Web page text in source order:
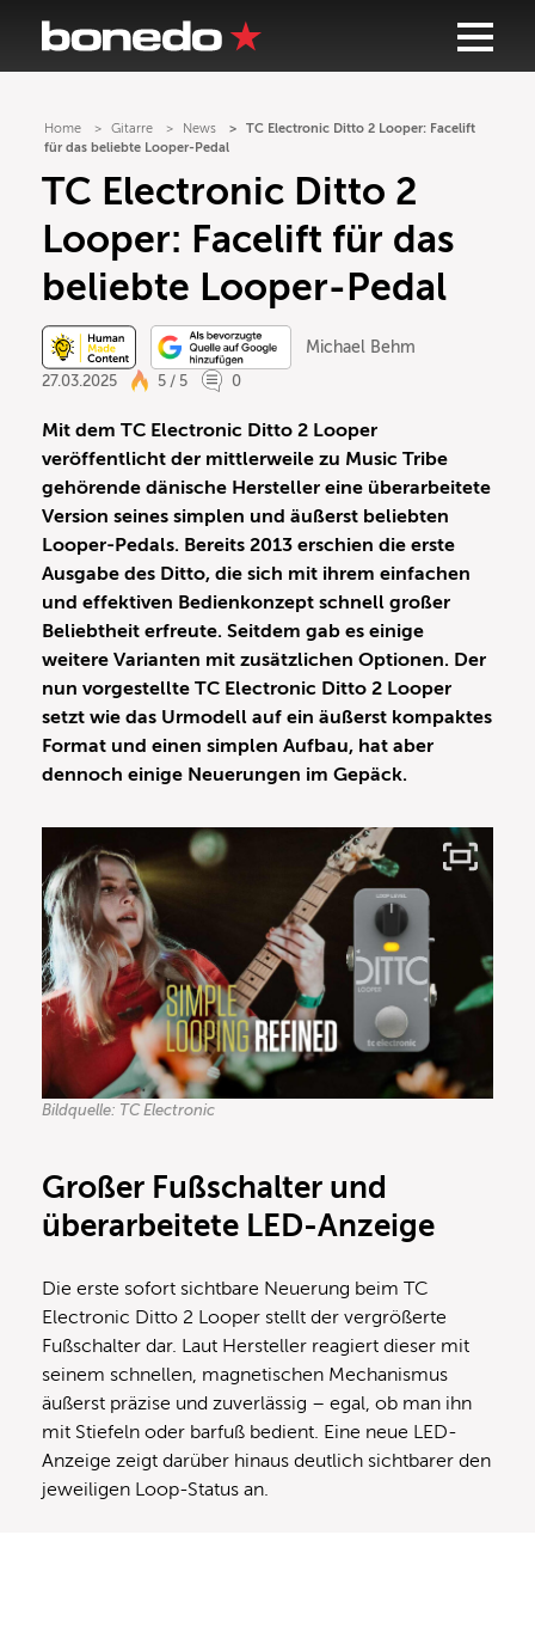
Home Gitarre News
TC Electronic Ditto 2 Looper: Facelift
für das beliebte Looper-Pedal
TC Electronic Ditto 2
Looper: Facelift für das
beliebte Looper-Pedal
Michael Behm
27.03.2025
5 / 5 0
Mit dem TC Electronic Ditto 2 Looper
veröffentlicht der mittlerweile zu Music Tribe
gehörende dänische Hersteller eine überarbeitete
Version seines simplen und äußerst beliebten
Looper-Pedals. Bereits 2013 erschien die erste
Ausgabe des Ditto, die sich mit ihrem einfachen
und effektiven Bedienkonzept schnell großer
Beliebtheit erfreute. Seitdem gab es einige
weitere Varianten mit zusätzlichen Optionen. Der
nun vorgestellte TC Electronic Ditto 2 Looper
setzt wie das Urmodell auf ein äußerst kompaktes
Format und einen simplen Aufbau, hat aber
dennoch einige Neuerungen im Gepäck.
Bildquelle: TC Electronic
Großer Fußschalter und
überarbeitete LED-Anzeige
Die erste sofort sichtbare Neuerung beim TC
Electronic Ditto 2 Looper stellt der vergrößerte
Fußschalter dar. Laut Hersteller reagiert dieser mit
seinem schnellen, magnetischen Mechanismus
äußerst präzise und zuverlässig – egal, ob man ihn
mit Stiefeln oder barfuß bedient. Eine neue LED-
Anzeige zeigt darüber hinaus deutlich sichtbarer den
jeweiligen Loop-Status an.